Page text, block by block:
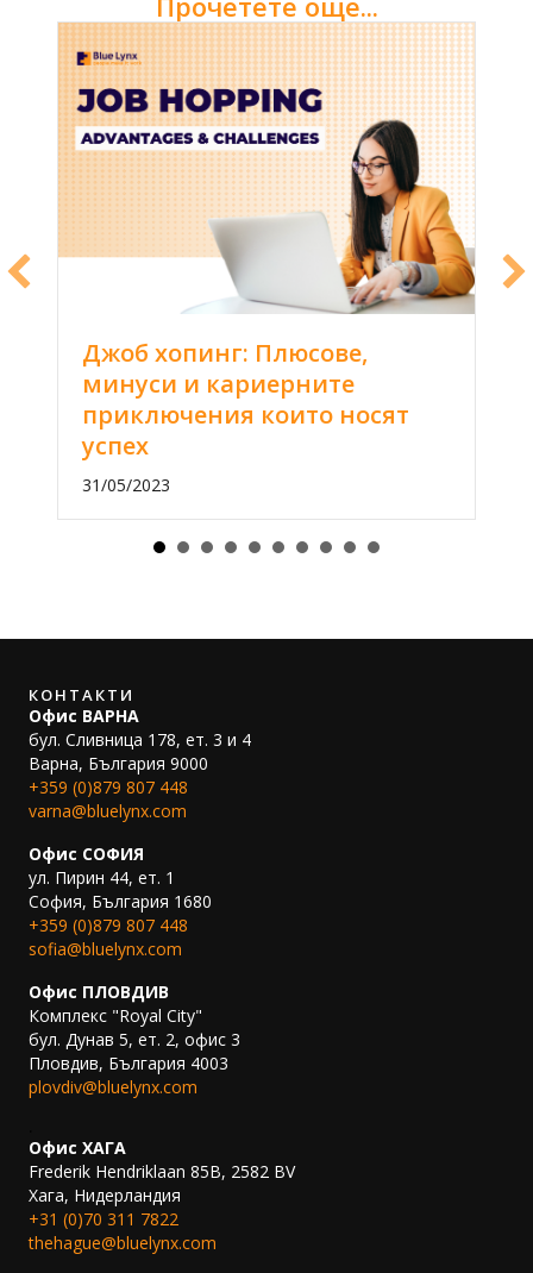
Джоб хопинг: Плюсове,
минуси и кариерните
приключения които носят
успех
31/05/2023
КОНТАКТИ
Офис ВАРНА
бул. Сливница 178, ет. 3 и 4
Варна, България 9000
+359 (0)879 807 448
varna@bluelynx.com
Офис СОФИЯ
ул. Пирин 44, ет. 1
София, България 1680
+359 (0)879 807 448
sofia@bluelynx.com
Офис ПЛОВДИВ
Комплекс "Royal City"
бул. Дунав 5, ет. 2, офис 3
Пловдив, България 4003
plovdiv@bluelynx.com
Офис ХАГА
Frederik Hendriklaan 85B, 2582 BV
Хага, Нидерландия
+31 (0)70 311 7822
thehague@bluelynx.com